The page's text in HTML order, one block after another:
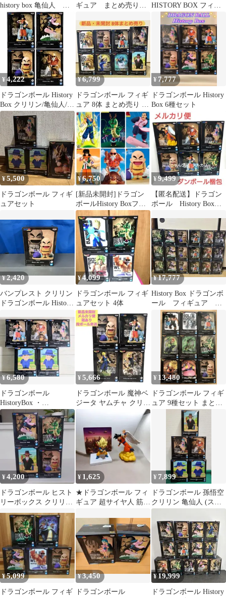
history box 亀仙人 ク
リリン ブルマ 桃白
ギュア まとめ売り
HISTORY BOX フィギ
ュア 5種セット
¥ 4,222
ドラゴンボール History
Box クリリン/亀仙人/ヤ
ムチャ/桃白白
¥6,799
ドラゴンボール フィギ
ュア 8体 まとめ売り 新
品 未開封
¥ 7,777
ドラゴンボール History
Box 6種セット
¥5,500
ドラゴンボール フィギ
ュアセット
¥6,750
[新品未開封]ドラゴン
ボールHistory Boxフィ
ギュア6体
¥9,499
【匿名配送】ドラゴン
ボール History Box
¥2,420
バンプレスト クリリン
ドラゴンボール History
ボール
¥4,099
ドラゴンボール フィギ
ュアセット 4体
¥17,777
History Box ドラゴンボ
ール フィギュア ま
とめ売り 全18体
¥6,580
ドラゴンボール
HistoryBox ・
SOFVIMATESフィギュ
ア セット
¥ 5,666
ドラゴンボール 魔神ベ
ジータ ヤムチャ クリリ
ン ベジット
¥ 13,480
ドラゴンボール フィギ
ュア 9種セット まとめ
売り⑤おまけ付き❗️
¥4,200
ドラゴンボール ヒスト
リーボックス クリリ
ン 桃白白 神龍 ソ
フビメイツ 亀仙人
¥ 1,625
★ドラゴンボール フィ
ギュア 超サイヤ人 筋斗
¥ 7,899
ドラゴンボール 孫悟空
クリリン 亀仙人 (スー
ツスタイル) ブルマ
亀仙人
¥5,099
ドラゴンボール フィギ
¥3,450
ドラゴンボール
¥19,999
ドラゴンボール History